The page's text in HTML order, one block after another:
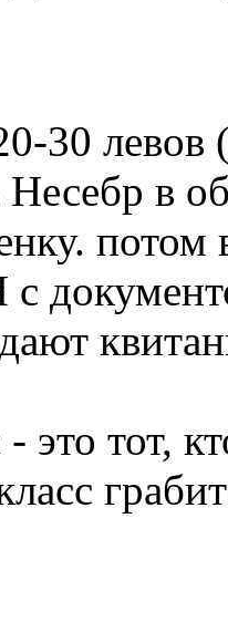
30 левов
Несебр в
это тот,